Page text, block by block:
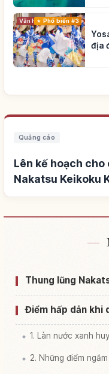
Văn hóa truyền thống
Phổ biến #3
địa
Quảng cáo
Lên kế hoạch
Nakatsu Keikoku
Tìm chỗ ở gần
Thung lũng
Điểm hấp dẫn khi
1. Làn nước xanh
2. Những điểm